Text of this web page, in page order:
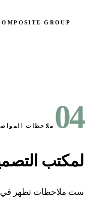
COMPOSITE GROUP · مواصفات سطح الجسر
ملاحظات المواصفات
التصميم.
ملاحظات تظهر في كل